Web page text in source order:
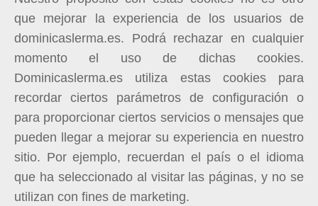
que mejorar la experiencia de los usuarios de
dominicaslerma.es. Podrá rechazar en cualquier
momento el uso de dichas cookies.
Dominicaslerma.es utiliza estas cookies para
recordar ciertos parámetros de configuración o
para proporcionar ciertos servicios o mensajes que
pueden llegar a mejorar su experiencia en nuestro
sitio. Por ejemplo, recuerdan el país o el idioma
que ha seleccionado al visitar las páginas, y no se
utilizan con fines de marketing.